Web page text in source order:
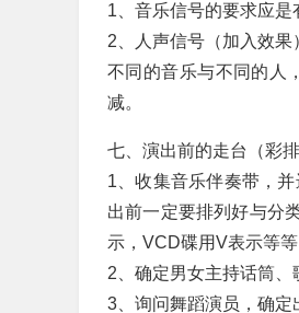
1、音乐信号的要求应是
2、人声信号（加入效果
不同的音乐与不同的人
减。
七、演出前的走台（彩排
1、收集音乐伴奏带，
出前一定要排列好与分
示，VCD碟用V表示等等
2、确定男女主持话筒、
3、询问舞蹈演员，确定